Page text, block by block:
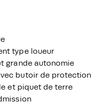
type loueur
grande autonomie
butoir de protection
et piquet de terre